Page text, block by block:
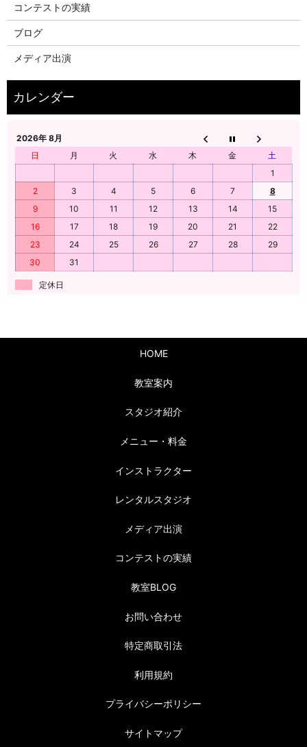
コンテストの実績
ブログ
メディア出演
2026年 8月
日
月 火 水 木 金
土
1
2
3 4 5 6 7
8
9
10 11 12 13 14
15
16
17 18 19 20 21
22
23
24 25 26 27 28
29
30
31
定休日
HOME
教室案内
スタジオ紹介
メニュー・料金
インストラクター
レンタルスタジオ
メディア出演
コンテストの実績
教室BLOG
お問い合わせ
特定商取引法
利用規約
プライバシーポリシー
サイトマップ